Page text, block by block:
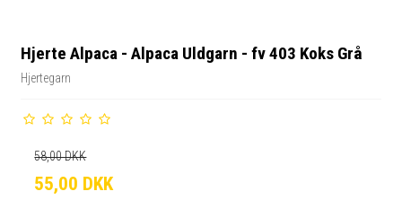
Hjerte Alpaca - Alpaca Uldgarn - fv 403 Koks Grå
Hjertegarn
58,00 DKK
55,00 DKK